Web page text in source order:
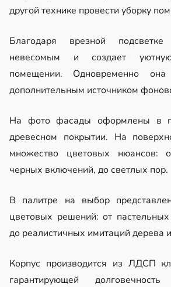
другой технике провести уборку
Благодаря врезной
невесомым и создает
помещении. Одновременно
дополнительным источником
На фото фасады оформлены в
древесном покрытии. На
множество цветовых нюансов:
черных включений, до светлых пор.
В палитре на выбор
цветовых решений: от
до реалистичных имитаций дерева
Корпус производится из ЛДСП
гарантирующей